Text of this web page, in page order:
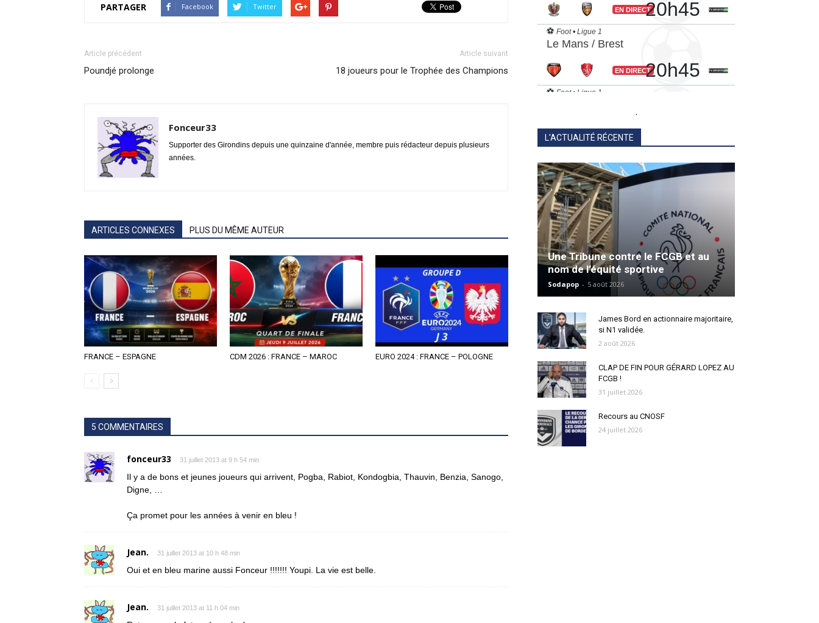
PARTAGER Facebook Twitter
Article précédent
Poundjé prolonge
Article suivant
18 joueurs pour le Trophée des Champions
Fonceur33
Supporter des Girondins depuis une quinzaine d'année, membre puis rédacteur depuis plusieurs
années.
ARTICLES CONNEXES PLUS DU MÊME AUTEUR
FRANCE – ESPAGNE CDM 2026 : FRANCE – MAROC EURO 2024 : FRANCE – POLOGNE
5 COMMENTAIRES
fonceur33 31 juillet 2013 at 9 h 54 min
Il y a de bons et jeunes joueurs qui arrivent, Pogba, Rabiot, Kondogbia, Thauvin, Benzia, Sanogo,
Digne, …
Ça promet pour les années à venir en bleu !
Jean. 31 juillet 2013 at 10 h 48 min
Oui et en bleu marine aussi Fonceur !!!!!!! Youpi. La vie est belle.
Jean. 31 juillet 2013 at 11 h 04 min
.
L'ACTUALITÉ RÉCENTE
Une Tribune contre le FCGB et au
nom de l’équité sportive
Sodapop - 5 août 2026
James Bord en actionnaire majoritaire,
si N1 validée.
2 août 2026
CLAP DE FIN POUR GÉRARD LOPEZ AU
FCGB !
31 juillet 2026
Recours au CNOSF
24 juillet 2026